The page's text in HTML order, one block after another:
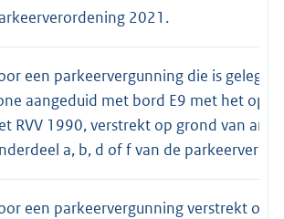
2021.
een parkeervergunning die is
aangeduid met bord E9 met het
RVV 1990, verstrekt op grond van
a, b, d of f van de
een parkeervergunning verstrekt op